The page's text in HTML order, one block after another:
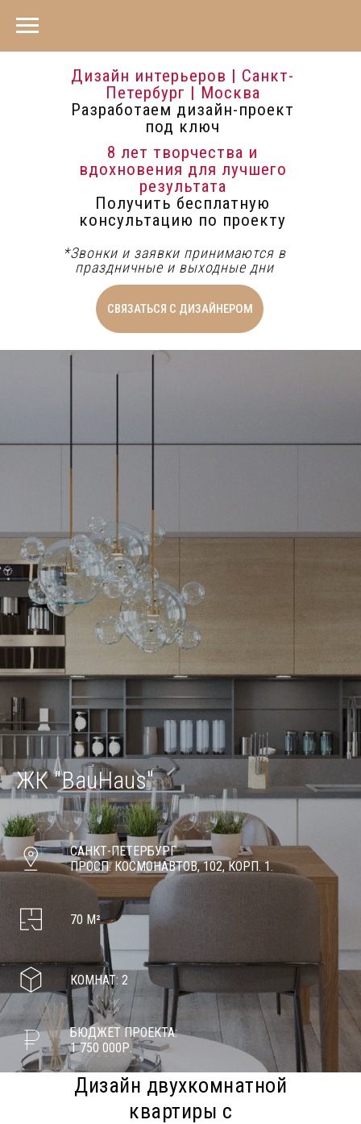
СВЯЗАТЬСЯ С ДИЗАЙНЕРОМ
Дизайн интерьеров | Санкт-
Петербург | Москва
Разработаем дизайн-проект
под ключ
*Звонки и заявки принимаются в
праздничные и выходные дни
8 лет творчества и
вдохновения для лучшего
результата
Получить бесплатную
консультацию по проекту
ЖК "BauHaus"
САНКТ-ПЕТЕРБУРГ
ПРОСП. КОСМОНАВТОВ, 102, КОРП. 1.
70 М²
КОМНАТ: 2
БЮДЖЕТ ПРОЕКТА:
1 750 000Р.
Дизайн двухкомнатной
квартиры с